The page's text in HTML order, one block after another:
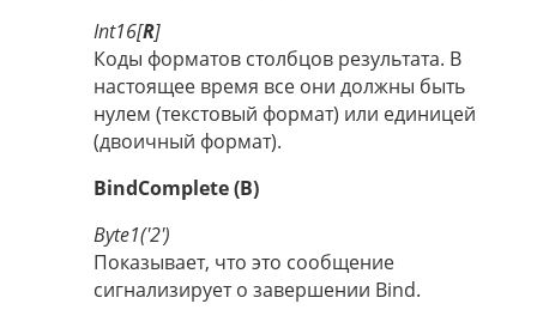
Int16[R]
Коды форматов столбцов результата. В
настоящее время все они должны быть
нулем (текстовый формат) или единицей
(двоичный формат).
BindComplete (B)
Byte1('2')
Показывает, что это сообщение
сигнализирует о завершении Bind.